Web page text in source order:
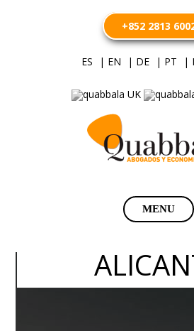
+852 2813
ES | EN | DE | PT |
MENU